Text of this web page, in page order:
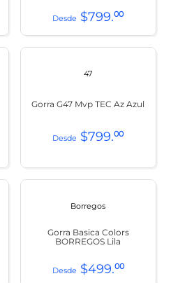
$799.00
47
Gorra G47 Mvp TEC Az Azul
$799.00
Borregos
Gorra Basica Colors
BORREGOS Lila
$499.00